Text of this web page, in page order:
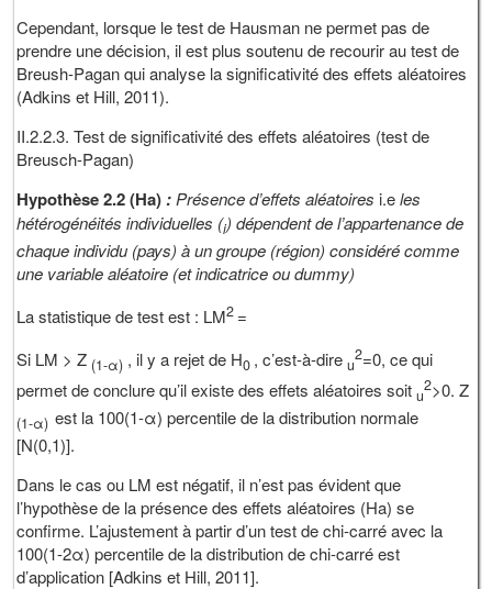
Cependant, lorsque le test de Hausman ne permet pas de
prendre une décision, il est plus soutenu de recourir au test de
Breush-Pagan qui analyse la significativité des effets aléatoires
(Adkins et Hill, 2011).
II.2.2.3. Test de significativité des effets aléatoires (test de
Breusch-Pagan)
Hypothèse 2.2 (Ha): Présence d’effets aléatoires i.eles
hétérogénéités individuelles (i) dépendent de l’appartenance de
chaque individu (pays) à un groupe (région) considéré comme
une variable aléatoire (et indicatrice ou dummy)
La statistique de test est : LM2 =
Si LM > Z (1-α) , il y a rejet de H0 , c’est-à-direu
2=0, ce qui
permet de conclure qu’il existe des effets aléatoires soitu
2>0. Z
(1-α)est la 100(1-α) percentile de la distribution normale
[N(0,1)].
Dans le cas ou LM est négatif, il n’est pas évident que
l’hypothèse de la présence des effets aléatoires (Ha) se
confirme. L’ajustement à partir d’un test de chi-carré avec la
100(1-2α) percentile de la distribution de chi-carré est
d’application [Adkins et Hill, 2011].